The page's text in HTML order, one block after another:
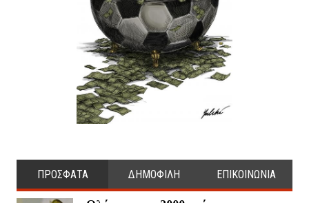
ΠΡΟΣΦΑΤΑ ΔΗΜΟΦΙΛΗ ΕΠΙΚΟΙΝΩΝΙΑ